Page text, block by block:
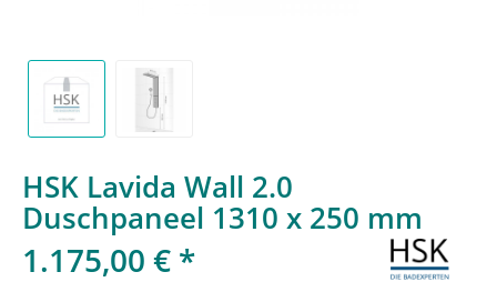
HSK Lavida Wall 2.0
Duschpaneel 1310 x 250 mm
1.175,00 € *